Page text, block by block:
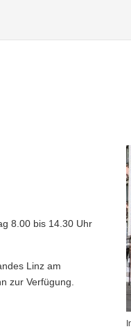
8.00 bis 14.30 Uhr
Linz am
zur Verfügung.